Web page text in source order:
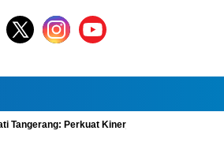
Tangerang: Perkuat Kinerja Organisasi dan